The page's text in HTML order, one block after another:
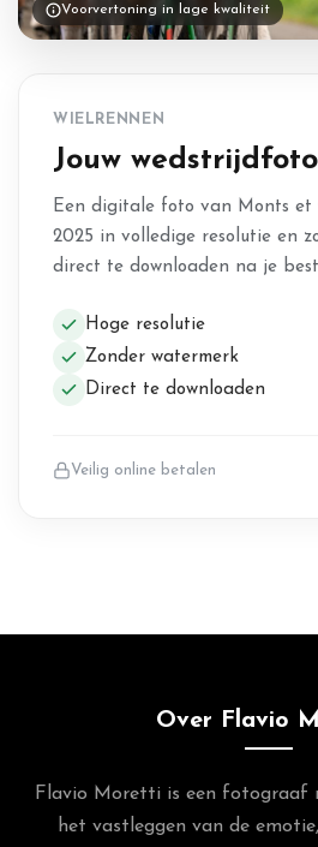
Voorvertoning in lage kwaliteit
WIELRENNEN
Jouw wedstrijdfoto
Een digitale foto van Monts et
2025 in volledige resolutie en
direct te downloaden na je
Hoge resolutie
Zonder watermerk
Direct te downloaden
Veilig online betalen
Over Flavio
Flavio Moretti is een fotograaf
het vastleggen van de